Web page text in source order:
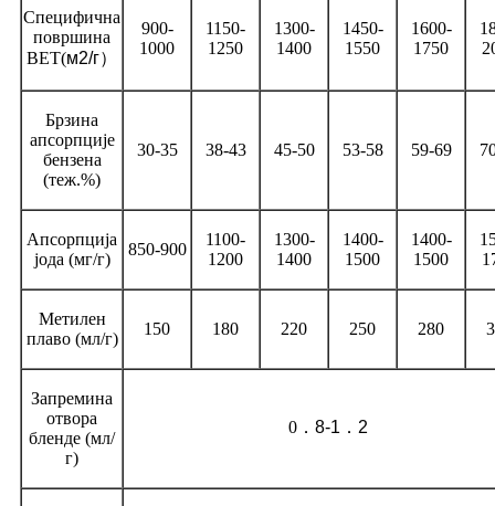
Специфична
површина
BET(м2/г）
900-
1000
1150-
1250
1300-
1400
1450-
1550
1600-
1750
Брзина
апсорпције
бензена
(теж.%)
30-35 38-43 45-50 53-58 59-69
Апсорпција
јода (мг/г)
850-900
1100-
1200
1300-
1400
1400-
1500
1400-
1500
Метилен
плаво (мл/г)
150 180 220 250 280
Запремина
отвора
бленде (мл/
г)
0 ． 8-1 ． 2